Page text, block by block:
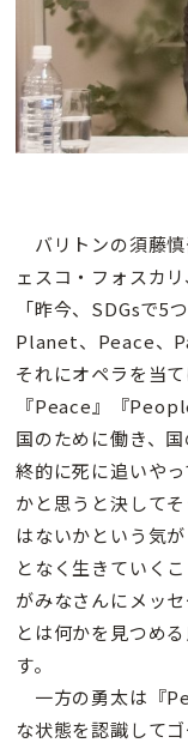
バリトンの須藤
ェスコ・フォスカ
「昨今、SDGsで
Planet、Peace、
それにオペラを当
『Peace』『
国のために働き、
終的に死に追いや
かと思うと決して
はないかという気
となく生きていく
がみなさんにメッ
とは何かを見つめ
す。
一方の勇太は『
な状態を認識して